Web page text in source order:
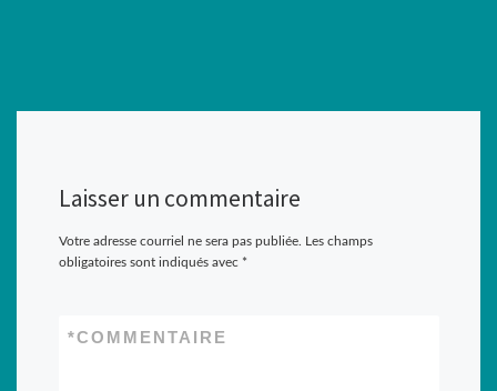
Laisser un commentaire
Votre adresse courriel ne sera pas publiée. Les champs
obligatoires sont indiqués avec *
COMMENTAIRE
*